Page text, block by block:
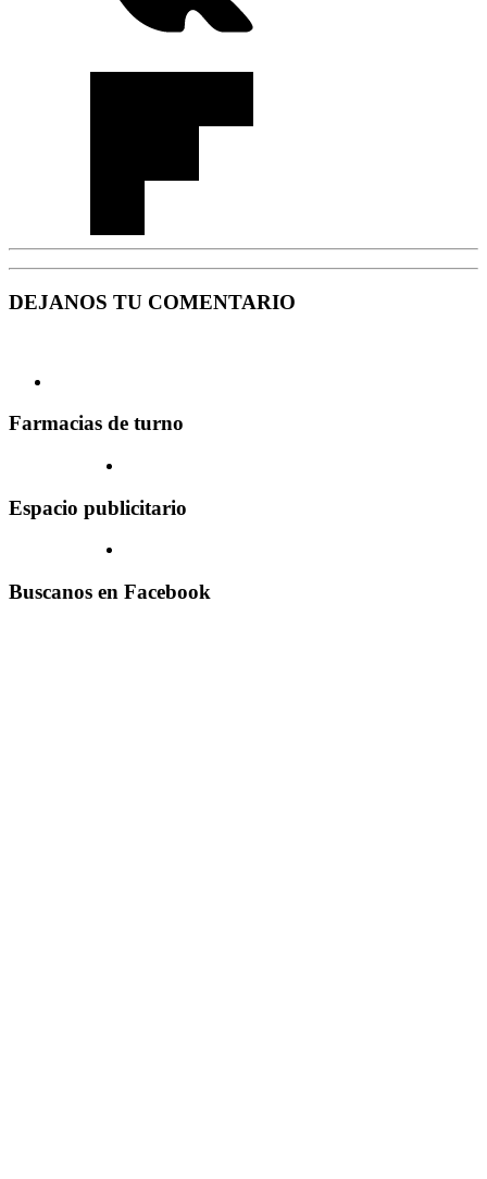
DEJANOS TU COMENTARIO
Farmacias de turno
Espacio publicitario
Buscanos en Facebook